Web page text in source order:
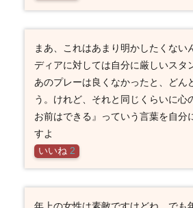
まあ、これはあまり明かしたくない
ディアに対しては自分に厳しいスタ
あのプレーは良くなかったと、どん
う。けれど、それと同じくらいに心
お前はできる』っていう言葉を自分
すよ
いいね 2
年上の女性は素敵ですけどね。でも